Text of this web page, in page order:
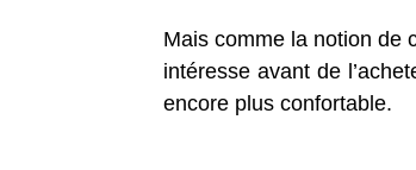
Mais comme la notion de
intéresse avant de
encore plus confortable.